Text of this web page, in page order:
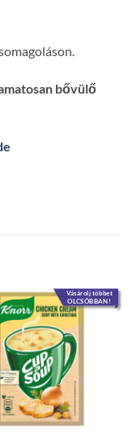
bővülő
Vásárolj többet
OLCSÓBBAN!